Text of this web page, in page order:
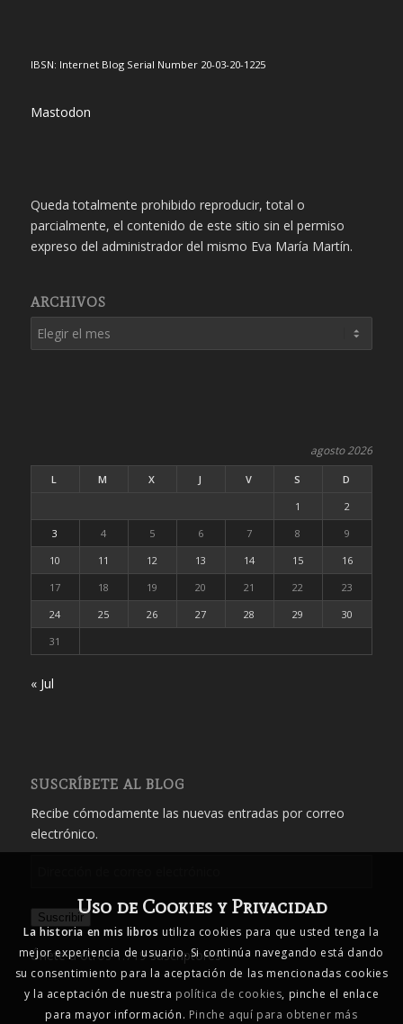
IBSN: Internet Blog Serial Number 20-03-20-1225
Mastodon
Queda totalmente prohibido reproducir, total o
parcialmente, el contenido de este sitio sin el permiso
expreso del administrador del mismo Eva María Martín.
ARCHIVOS
agosto 2026
L M X J V S
D
1
2
3
4 5 6 7 8
9
10
11 12 13 14 15
16
17
18 19 20 21 22
23
24
25 26 27 28 29
30
31
« Jul
SUSCRÍBETE AL BLOG
Recibe cómodamente las nuevas entradas por correo
electrónico.
electrónico
Suscribir
Únete a otros 1.719 suscriptores
Uso de Cookies y Privacidad
La historia en mis libros utiliza cookies para que usted tenga la
mejor experiencia de usuario. Si continúa navegando está dando
su consentimiento para la aceptación de las mencionadas cookies
y la aceptación de nuestra política de cookies, pinche el enlace
para mayor información. Pinche aquí para obtener más